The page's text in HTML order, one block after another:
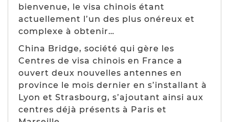
bienvenue, le visa chinois étant
actuellement l’un des plus onéreux et
complexe à obtenir…
China Bridge, société qui gère les
Centres de visa chinois en France a
ouvert deux nouvelles antennes en
province le mois dernier en s’installant à
Lyon et Strasbourg, s’ajoutant ainsi aux
centres déjà présents à Paris et